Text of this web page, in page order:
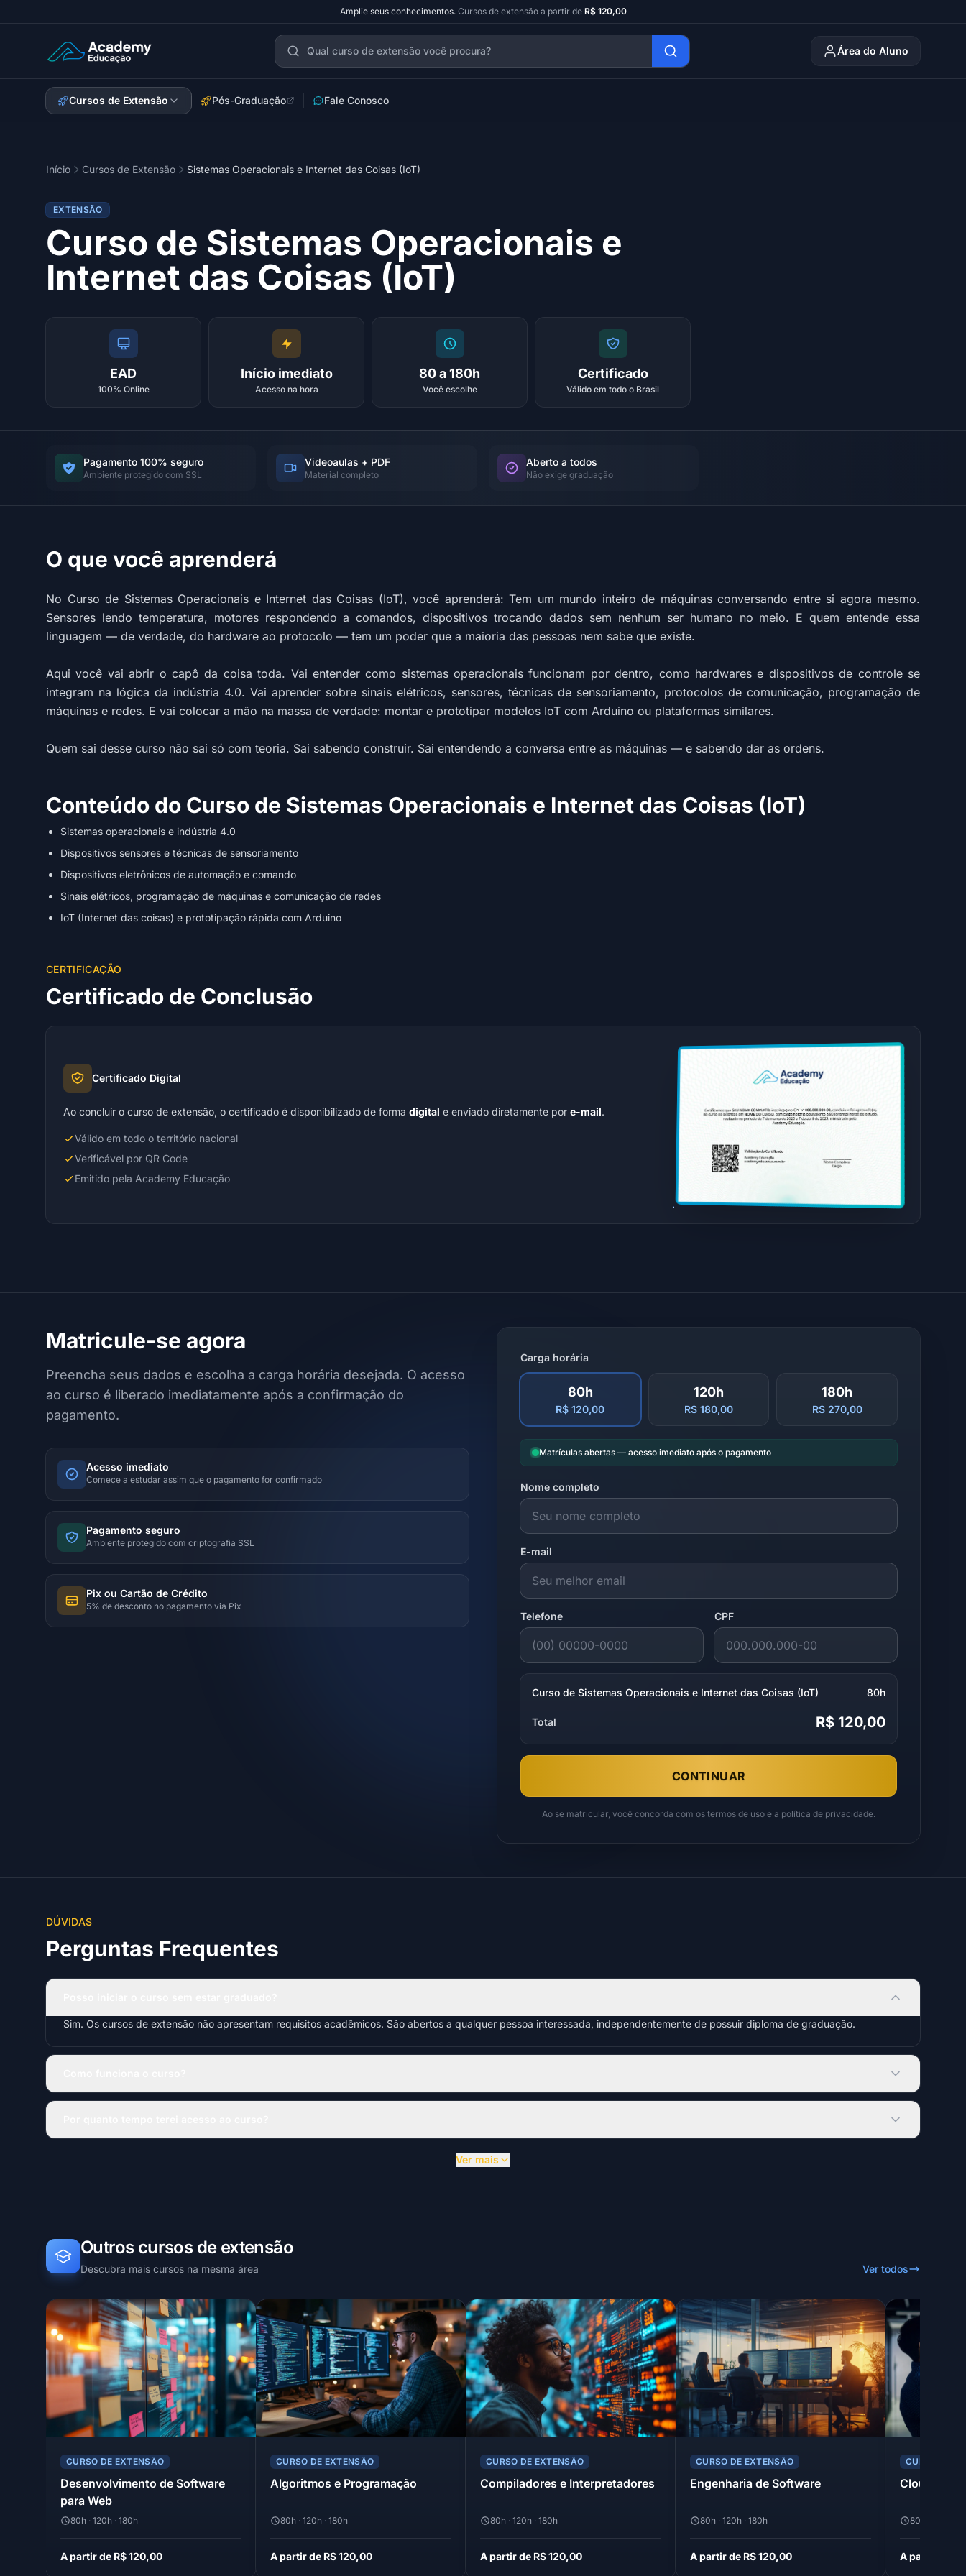
Amplie seus conhecimentos. Cursos de extensão a partir de R$ 120,00
Academy Extensão
Área do Aluno
Cursos de Extensão Pós-Graduação Fale Conosco
Início Cursos de Extensão Sistemas Operacionais e Internet das Coisas (IoT)
EXTENSÃO
Curso de Sistemas Operacionais e
Internet das Coisas (IoT)
EAD
100% Online
Início imediato
Acesso na hora
80 a 180h
Você escolhe
Certificado
Válido em todo o Brasil
Pagamento 100% seguro
Ambiente protegido com SSL
Videoaulas + PDF
Material completo
Aberto a todos
Não exige graduação
O que você aprenderá
No Curso de Sistemas Operacionais e Internet das Coisas (IoT), você aprenderá: Tem um mundo inteiro de máquinas conversando entre si agora mesmo.
Sensores lendo temperatura, motores respondendo a comandos, dispositivos trocando dados sem nenhum ser humano no meio. E quem entende essa
linguagem — de verdade, do hardware ao protocolo — tem um poder que a maioria das pessoas nem sabe que existe.
Aqui você vai abrir o capô da coisa toda. Vai entender como sistemas operacionais funcionam por dentro, como hardwares e dispositivos de controle se
integram na lógica da indústria 4.0. Vai aprender sobre sinais elétricos, sensores, técnicas de sensoriamento, protocolos de comunicação, programação de
máquinas e redes. E vai colocar a mão na massa de verdade: montar e prototipar modelos IoT com Arduino ou plataformas similares.
Quem sai desse curso não sai só com teoria. Sai sabendo construir. Sai entendendo a conversa entre as máquinas — e sabendo dar as ordens.
Conteúdo do Curso de Sistemas Operacionais e Internet das Coisas (IoT)
Sistemas operacionais e indústria 4.0
Dispositivos sensores e técnicas de sensoriamento
Dispositivos eletrônicos de automação e comando
Sinais elétricos, programação de máquinas e comunicação de redes
IoT (Internet das coisas) e prototipação rápida com Arduino
CERTIFICAÇÃO
Certificado de Conclusão
Certificado Digital
Ao concluir o curso de extensão, o certificado é disponibilizado de forma digital e enviado diretamente por e-mail.
Válido em todo o território nacional
Verificável por QR Code
Emitido pela Academy Educação
Matricule-se agora
Preencha seus dados e escolha a carga horária desejada. O acesso
ao curso é liberado imediatamente após a confirmação do
pagamento.
Acesso imediato
Comece a estudar assim que o pagamento for confirmado
Pagamento seguro
Ambiente protegido com criptografia SSL
Pix ou Cartão de Crédito
5% de desconto no pagamento via Pix
Carga horária
80h
R$ 120,00
120h
R$ 180,00
180h
R$ 270,00
Matrículas abertas — acesso imediato após o pagamento
Nome completo
E-mail
Telefone CPF
Curso de Sistemas Operacionais e Internet das Coisas (IoT) 80h
Total R$ 120,00
CONTINUAR
Ao se matricular, você concorda com os termos de uso e a política de privacidade.
DÚVIDAS
Perguntas Frequentes
Sim. Os cursos de extensão não apresentam requisitos acadêmicos. São abertos a qualquer pessoa interessada, independentemente de possuir diploma de graduação.
Ver mais
Outros cursos de extensão
Descubra mais cursos na mesma área Ver todos
CURSO DE EXTENSÃO
Desenvolvimento de Software
para Web
80h · 120h · 180h
A partir de R$ 120,00
CURSO DE EXTENSÃO
Algoritmos e Programação
80h · 120h · 180h
A partir de R$ 120,00
CURSO DE EXTENSÃO
Compiladores e Interpretadores
80h · 120h · 180h
A partir de R$ 120,00
CURSO DE EXTENSÃO
Engenharia de Software
80h · 120h · 180h
A partir de R$ 120,00
CURSO DE
Cloud
80h · 120h ·
A partir de